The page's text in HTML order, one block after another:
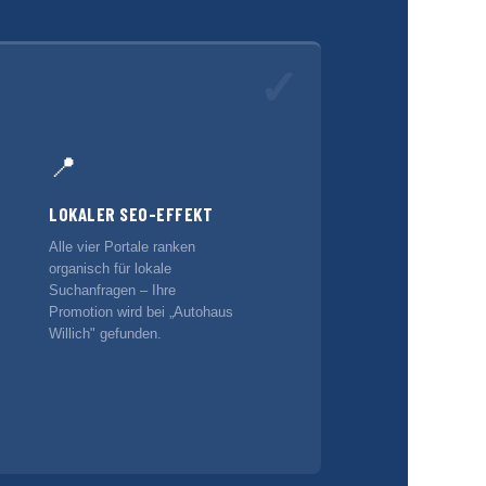
📍
LOKALER SEO-EFFEKT
Alle vier Portale ranken
organisch für lokale
Suchanfragen – Ihre
Promotion wird bei „Autohaus
Willich" gefunden.